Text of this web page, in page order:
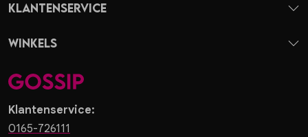
Klantenservice:
0165-726111
Klantenservice
Winkels